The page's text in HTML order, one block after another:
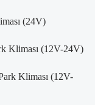
(24V)
Kliması (12V-24V)
Kliması (12V-